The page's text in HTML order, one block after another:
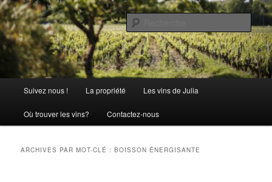
Aller
au
contenu
principal
Aller
au
contenu
secondaireChâteau Julia
La passion comme tradition
principal
Suivez nous ! La propriété Les vins de Julia
Où trouver les vins? Contactez-nous
ARCHIVES PAR MOT-CLÉ :BOISSON ÉNERGISANTE